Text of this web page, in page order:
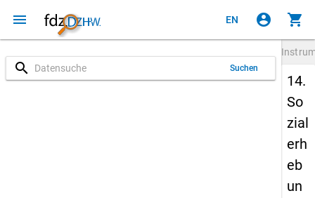
menu EN account_circle shopping_cart
search Suchen
14.
So
zial
erh
eb
un